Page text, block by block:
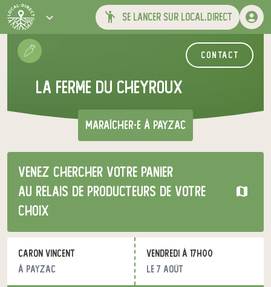
se lancer sur local.direct
contact
La ferme du Cheyroux
maraîcher·e à Payzac
Venez chercher votre panier
au relais de producteurs de votre
choix
Caron Vincent
à Payzac
vendredi à 17h00
le 7 août